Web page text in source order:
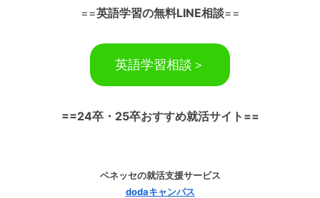
==英語学習の無料LINE相談==
英語学習相談＞
==24卒・25卒おすすめ就活サイト==
ベネッセの就活支援サービス
dodaキャンパス